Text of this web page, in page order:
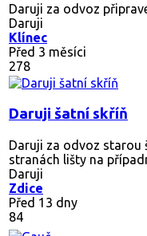
Daruji za odvoz
Daruji
Klínec
Před 3 měsíci
278
Daruji šatní skříň
Daruji za odvoz starou
stranách lišty na
Daruji
Zdice
Před 13 dny
84